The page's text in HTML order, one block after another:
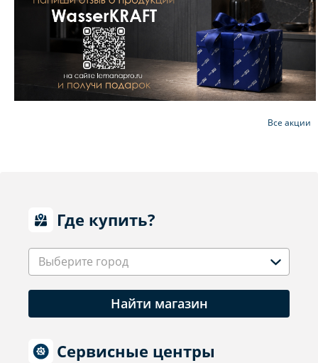
Все акции
Где купить?
Выберите город
Найти магазин
Сервисные центры